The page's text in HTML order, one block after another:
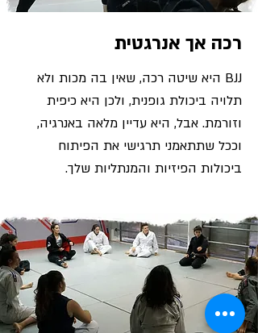
רכה אך אנרגטית
BJJ היא שיטה רכה, שאין בה מכות ולא
תלויה ביכולת גופנית, ולכן היא כיפית
וזורמת. אבל, היא עדיין מלאה באנרגיה,
וככל שתתאמני תרגישי את הפיתוח
ביכולות הפיזיות והמנתליות שלך.